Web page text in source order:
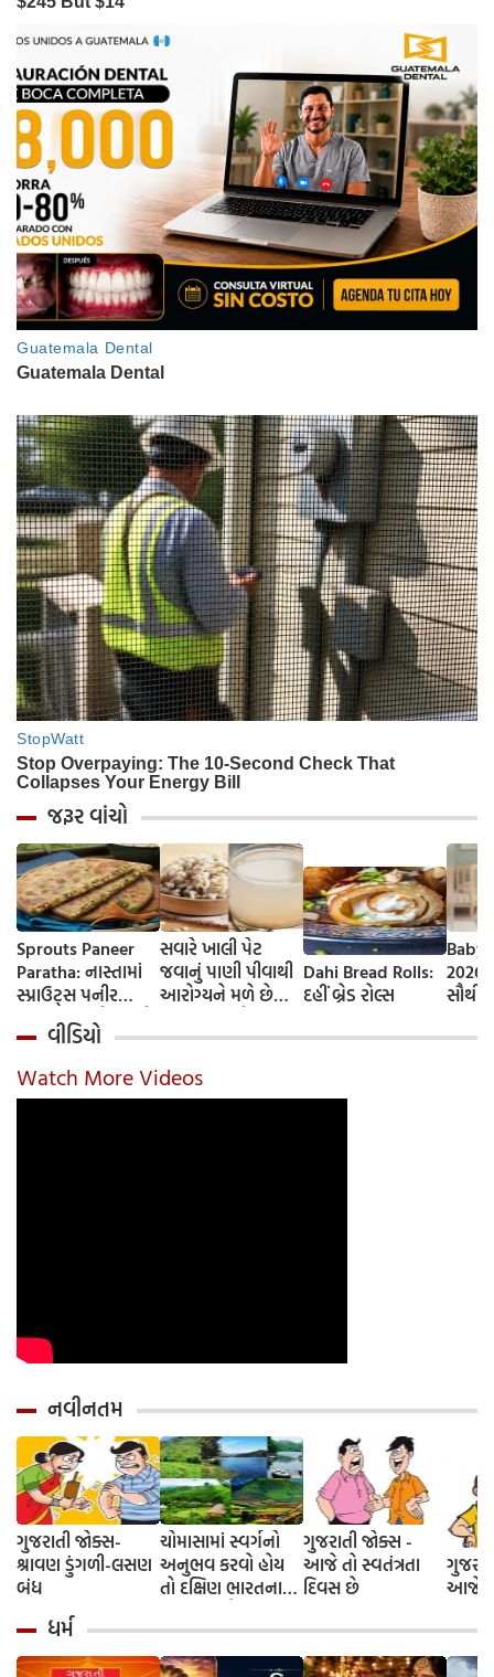
જરૂર વાંચો
Sprouts Paneer
Paratha: નાસ્તામાં
સ્પ્રાઉટ્સ પનીર
પરાઠા બનાવો, તમને
પ્રોટીનનો ડબલ ડોઝ
મળશે
સવારે ખાલી પેટ
જવાનું પાણી પીવાથી
આરોગ્યને મળે છે
જાણીએ તેના ફાયદા
અને ઉપયોગ કરવાની
યોગ્ય રીત
Dahi Bread Rolls:
દહીં બ્રેડ રોલ્સ
Baby
વીડિયો
Watch More Videos
નવીનતમ
ગુજરાતી જોક્સ-
શ્રાવણ ડુંગળી-લસણ
બંધ
ચોમાસામાં સ્વર્ગનો
અનુભવ કરવો હોય
તો દક્ષિણ ભારતના
મુલાકાત લો
ગુજરાતી જોક્સ -
આજે તો સ્વતંત્રતા
દિવસ છે
આજે
ધર્મ